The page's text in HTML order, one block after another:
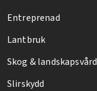
Entreprenad
Lantbruk
Skog & landskapsvård
Slirskydd